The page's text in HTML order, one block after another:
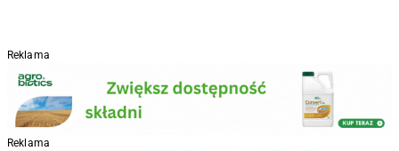
Reklama
Reklama